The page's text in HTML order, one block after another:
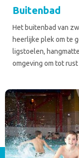
Buitenbad
Het buitenbad van
heerlijke plek om te
ligstoelen,
omgeving om tot rust